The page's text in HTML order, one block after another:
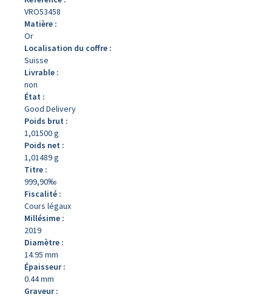
VRO53458
Matière :
Or
Localisation du coffre :
Suisse
Livrable :
non
État :
Good Delivery
Poids brut :
1,01500 g
Poids net :
1,01489 g
Titre :
999,90‰
Fiscalité :
Cours légaux
Millésime :
2019
Diamètre :
14.95 mm
Épaisseur :
0.44 mm
Graveur :